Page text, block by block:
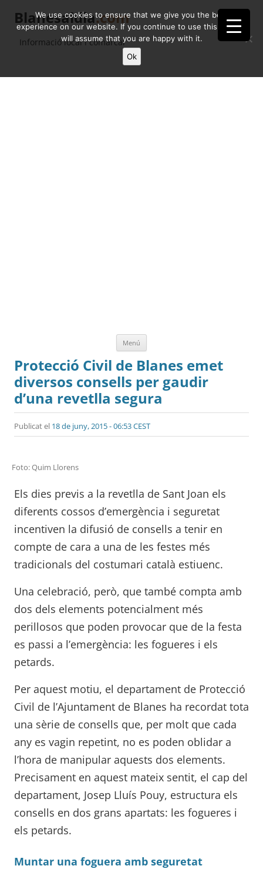
Blanesaldia.com
Informació local i comarcal
Menú
Protecció Civil de Blanes emet
diversos consells per gaudir
d’una revetlla segura
Publicat el 18 de juny, 2015 - 06:53 CEST
Foto: Quim Llorens
Els dies previs a la revetlla de Sant Joan els
diferents cossos d’emergència i seguretat
incentiven la difusió de consells a tenir en
compte de cara a una de les festes més
tradicionals del costumari català estiuenc.
Una celebració, però, que també compta amb
dos dels elements potencialment més
perillosos que poden provocar que de la festa
es passi a l’emergència: les fogueres i els
petards.
Per aquest motiu, el departament de Protecció
Civil de l’Ajuntament de Blanes ha recordat tota
una sèrie de consells que, per molt que cada
any es vagin repetint, no es poden oblidar a
l’hora de manipular aquests dos elements.
Precisament en aquest mateix sentit, el cap del
departament, Josep Lluís Pouy, estructura els
consells en dos grans apartats: les fogueres i
els petards.
Muntar una foguera amb seguretat
We use cookies to ensure that we give you the best
experience on our website. If you continue to use this site we
will assume that you are happy with it.
Ok